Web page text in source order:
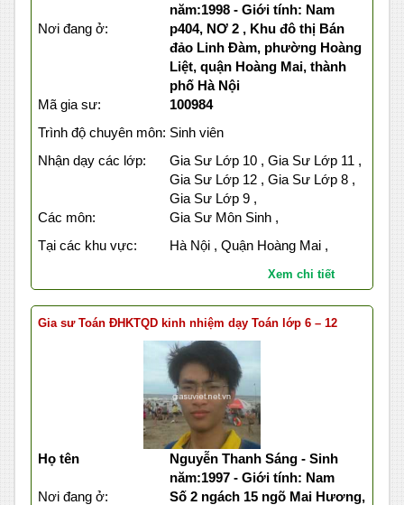
năm:1998 - Giới tính: Nam
Nơi đang ở:
p404, NƠ 2 , Khu đô thị Bán
đảo Linh Đàm, phường Hoàng
Liệt, quận Hoàng Mai, thành
phố Hà Nội
Mã gia sư:
100984
Trình độ chuyên môn: Sinh viên
Nhận dạy các lớp:
Gia Sư Lớp 10 , Gia Sư Lớp 11 ,
Gia Sư Lớp 12 , Gia Sư Lớp 8 ,
Gia Sư Lớp 9 ,
Các môn:
Gia Sư Môn Sinh ,
Tại các khu vực:
Hà Nội , Quận Hoàng Mai ,
Xem chi tiết
Gia sư Toán ĐHKTQD kinh nhiệm dạy Toán lớp 6 – 12
Họ tên
Nguyễn Thanh Sáng - Sinh
năm:1997 - Giới tính: Nam
Nơi đang ở:
Số 2 ngách 15 ngõ Mai Hương,